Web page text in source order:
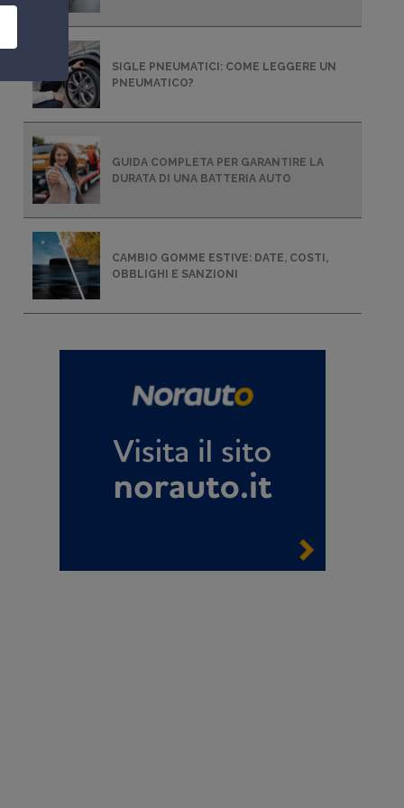
SIGLE PNEUMATICI: COME LEGGERE UN
PNEUMATICO?
GUIDA COMPLETA PER GARANTIRE LA
DURATA DI UNA BATTERIA AUTO
CAMBIO GOMME ESTIVE: DATE, COSTI,
OBBLIGHI E SANZIONI